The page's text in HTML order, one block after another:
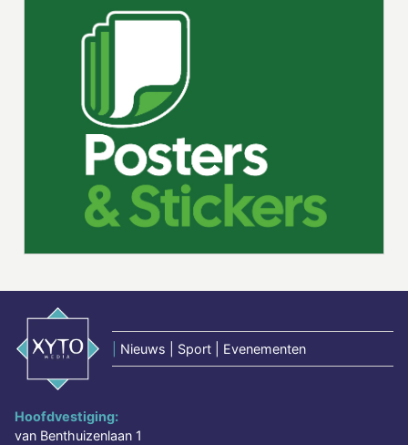
Nieuws | Sport | Evenementen
Hoofdvestiging:
van Benthuizenlaan 1